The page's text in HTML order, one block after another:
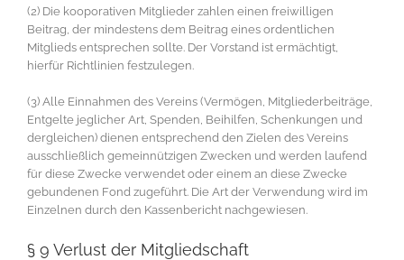
(2) Die kooporativen Mitglieder zahlen einen freiwilligen
Beitrag, der mindestens dem Beitrag eines ordentlichen
Mitglieds entsprechen sollte. Der Vorstand ist ermächtigt,
hierfür Richtlinien festzulegen.
(3) Alle Einnahmen des Vereins (Vermögen, Mitgliederbeiträge,
Entgelte jeglicher Art, Spenden, Beihilfen, Schenkungen und
dergleichen) dienen entsprechend den Zielen des Vereins
ausschließlich gemeinnützigen Zwecken und werden laufend
für diese Zwecke verwendet oder einem an diese Zwecke
gebundenen Fond zugeführt. Die Art der Verwendung wird im
Einzelnen durch den Kassenbericht nachgewiesen.
§ 9 Verlust der Mitgliedschaft